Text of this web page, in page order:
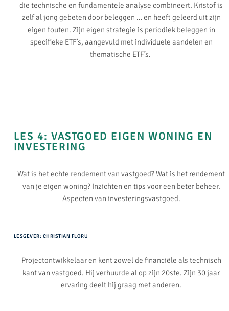
die technische en fundamentele analyse combineert. Kristof is
zelf al jong gebeten door beleggen … en heeft geleerd uit zijn
eigen fouten. Zijn eigen strategie is periodiek beleggen in
specifieke ETF’s, aangevuld met individuele aandelen en
thematische ETF’s.
LES 4: VASTGOED EIGEN WONING EN
INVESTERING ​
Wat is het echte rendement van vastgoed? Wat is het rendement
van je eigen woning? Inzichten en tips voor een beter beheer.
Aspecten van investeringsvastgoed.
LESGEVER: CHRISTIAN FLORU
Projectontwikkelaar en kent zowel de financiële als technisch
kant van vastgoed. Hij verhuurde al op zijn 20ste. Zijn 30 jaar
ervaring deelt hij graag met anderen.